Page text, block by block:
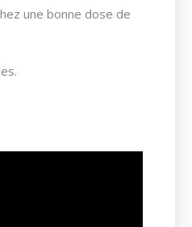
une bonne dose de